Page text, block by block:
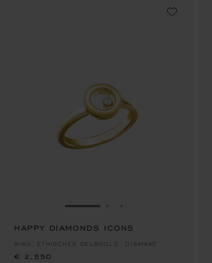
ZUR FOLIE GEHEN 1
HAPPY DIAMONDS ICONS
RING, ETHISCHES GELBGOLD, DIAMANT
€ 2,550
€ 2,550